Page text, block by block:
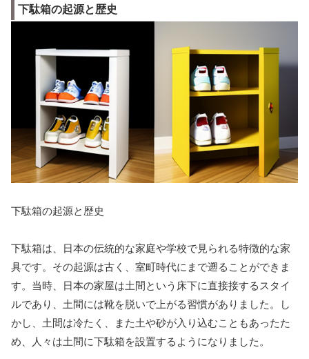
下駄箱の起源と歴史
下駄箱の起源と歴史
下駄箱は、日本の伝統的な家庭や学校で見られる特徴的な家
具です。その起源は古く、室町時代にまで遡ることができま
す。当時、日本の家屋は土間という床下に直接接するスタイ
ルであり、土間には靴を脱いで上がる習慣がありました。し
かし、土間は冷たく、また土や砂が入り込むこともあったた
め、人々は土間に下駄箱を設置するようになりました。